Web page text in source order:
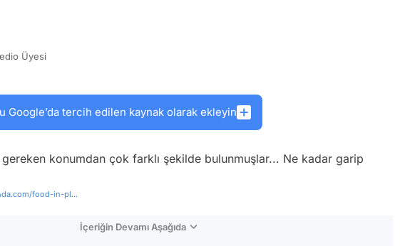
Üyesi
Google’da tercih edilen kaynak olarak ekleyin
gereken konumdan çok farklı şekilde bulunmuşlar... Ne kadar garip
food-in-pl...
İçeriğin Devamı Aşağıda